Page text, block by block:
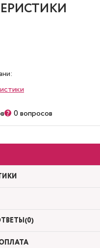
0 вопросов